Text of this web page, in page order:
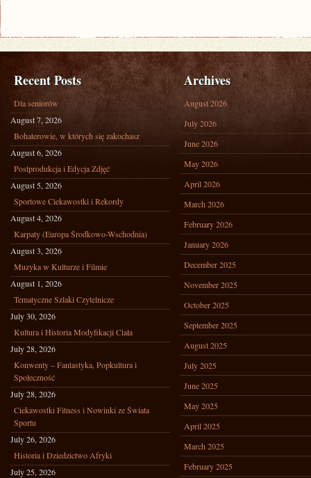
Recent Posts
Dla seniorów
August 7, 2026
Bohaterowie, w których się zakochasz
August 6, 2026
Postprodukcja i Edycja Zdjęć
August 5, 2026
Sportowe Ciekawostki i Rekordy
August 4, 2026
Karpaty (Europa Środkowo-Wschodnia)
August 3, 2026
Muzyka w Kulturze i Filmie
August 1, 2026
Tematyczne Szlaki Czytelnicze
July 30, 2026
Kultura i Historia Modyfikacji Ciała
July 28, 2026
Konwenty – Fantastyka, Popkultura i
Społeczność
July 28, 2026
Ciekawostki Fitness i Nowinki ze Świata
Sportu
July 26, 2026
Historia i Dziedzictwo Afryki
July 25, 2026
Archives
August 2026
July 2026
June 2026
May 2026
April 2026
March 2026
February 2026
January 2026
December 2025
November 2025
October 2025
September 2025
August 2025
July 2025
June 2025
May 2025
April 2025
March 2025
February 2025